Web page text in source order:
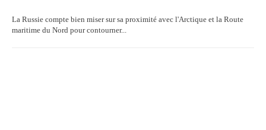
La Russie compte bien miser sur sa proximité avec l'Arctique et la Route
maritime du Nord pour contourner...